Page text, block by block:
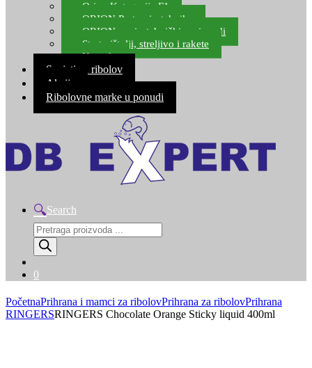
Orion Kategorija F1
ORION Party pirotehnika
ORION nepirotehnički proizvodi
Start pištolji, streljivo i rakete
Kontakt
Savjeti za ribolov
Akcija
Ribolovne marke u ponudi
Search
Products
search
0
PočetnaPrihrana i mamci za ribolovPrihrana za ribolovPrihrana
RINGERSRINGERS Chocolate Orange Sticky liquid 400ml